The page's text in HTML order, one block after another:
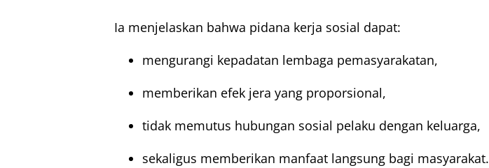
Ia menjelaskan bahwa pidana kerja sosial dapat:
mengurangi kepadatan lembaga pemasyarakatan,
memberikan efek jera yang proporsional,
tidak memutus hubungan sosial pelaku dengan keluarga,
sekaligus memberikan manfaat langsung bagi masyarakat.